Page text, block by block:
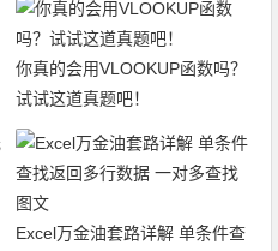
你真的会用VLOOKUP函数吗？
试试这道真题吧！
Excel万金油套路详解 单条件查